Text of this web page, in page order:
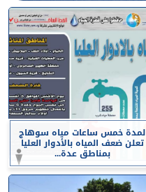
لمدة خمس ساعات مياه سوهاج
تعلن ضعف المياه بالأدوار العليا
بمناطق عدة...